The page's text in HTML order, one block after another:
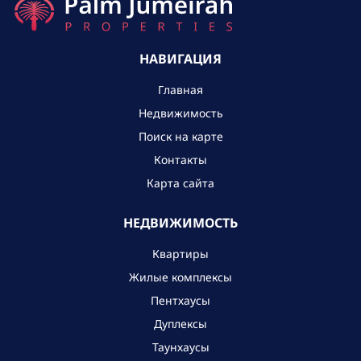
НАВИГАЦИЯ
Главная
Недвижимость
Поиск на карте
Контакты
Карта сайта
НЕДВИЖИМОСТЬ
Квартиры
Жилые комплексы
Пентхаусы
Дуплексы
Таунхаусы